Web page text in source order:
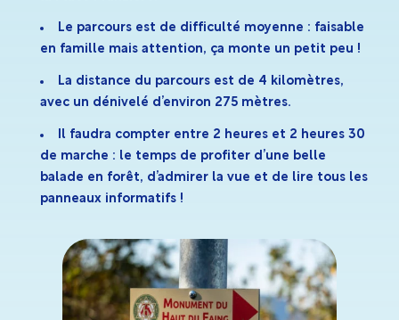
Le parcours est de difficulté moyenne : faisable
en famille mais attention, ça monte un petit peu !
La distance du parcours est de 4 kilomètres,
avec un dénivelé d’environ 275 mètres.
Il faudra compter entre 2 heures et 2 heures 30
de marche : le temps de profiter d’une belle
balade en forêt, d’admirer la vue et de lire tous les
panneaux informatifs !